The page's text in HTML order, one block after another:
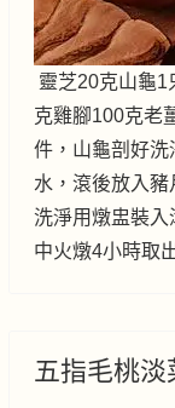
靈芝20克山龜1
克雞腳100克老
件，山龜剖好
水，滾後放入豬
洗淨用燉盅裝入
中火燉4小時取
五指毛桃淡